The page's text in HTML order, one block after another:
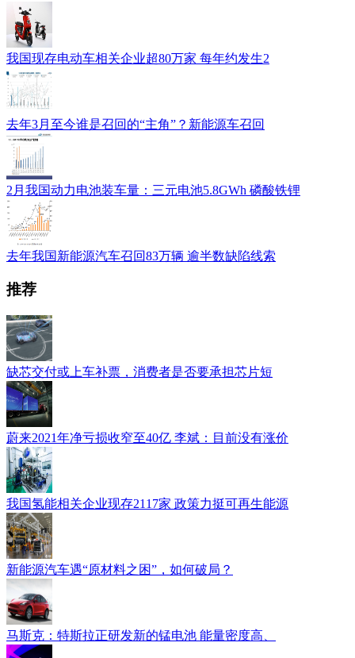
我国现存电动车相关企业超80万家 每年约发生2
去年3月至今谁是召回的“主角”？新能源车召回
2月我国动力电池装车量：三元电池5.8GWh 磷酸铁锂
去年我国新能源汽车召回83万辆 逾半数缺陷线索
推荐
缺芯交付或上车补票，消费者是否要承担芯片短
蔚来2021年净亏损收窄至40亿 李斌：目前没有涨价
我国氢能相关企业现存2117家 政策力挺可再生能源
新能源汽车遇“原材料之困”，如何破局？
马斯克：特斯拉正研发新的锰电池 能量密度高、